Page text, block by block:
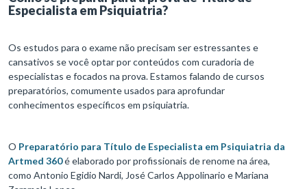
Especialista em Psiquiatria?
Os estudos para o exame não precisam ser estressantes e
cansativos se você optar por conteúdos com curadoria de
especialistas e focados na prova. Estamos falando de cursos
preparatórios, comumente usados para aprofundar
conhecimentos específicos em psiquiatria.
O Preparatório para Título de Especialista em Psiquiatria da
Artmed 360é elaborado por profissionais de renome na área,
como Antonio Egidio Nardi, José Carlos Appolinario e Mariana